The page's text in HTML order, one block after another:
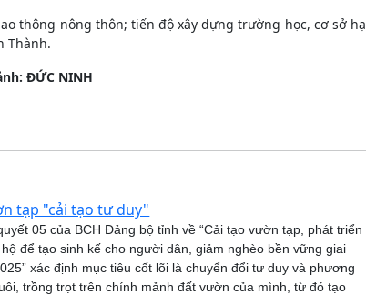
thông nông thôn; tiến độ xây dựng trường học, cơ sở hạ
Thành.
ĐỨC NINH
tạp "cải tạo tư duy"
05 của BCH Đảng bộ tỉnh về “Cải tạo vườn tạp, phát triển
để tạo sinh kế cho người dân, giảm nghèo bền vững giai
xác định mục tiêu cốt lõi là chuyển đổi tư duy và phương
trồng trọt trên chính mảnh đất vườn của mình, từ đó tạo